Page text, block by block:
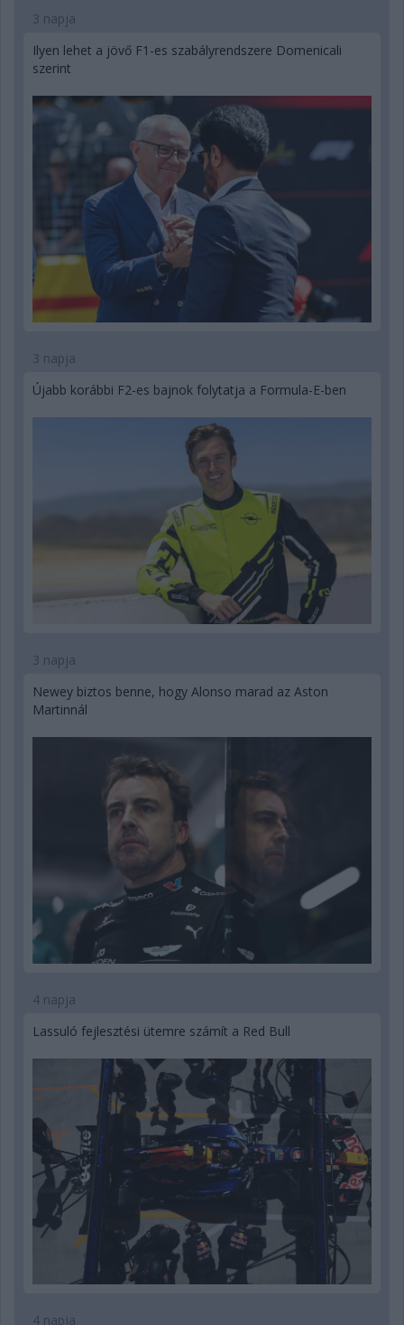
3 napja
Ilyen lehet a jövő F1-es szabályrendszere Domenicali
szerint
3 napja
Újabb korábbi F2-es bajnok folytatja a Formula-E-ben
3 napja
Newey biztos benne, hogy Alonso marad az Aston
Martinnál
4 napja
Lassuló fejlesztési ütemre számít a Red Bull
4 napja